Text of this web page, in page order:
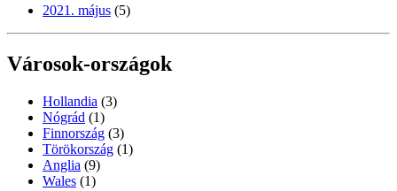
2021. május (5)
Városok-országok
Hollandia (3)
Nógrád (1)
Finnország (3)
Törökország (1)
Anglia (9)
Wales (1)